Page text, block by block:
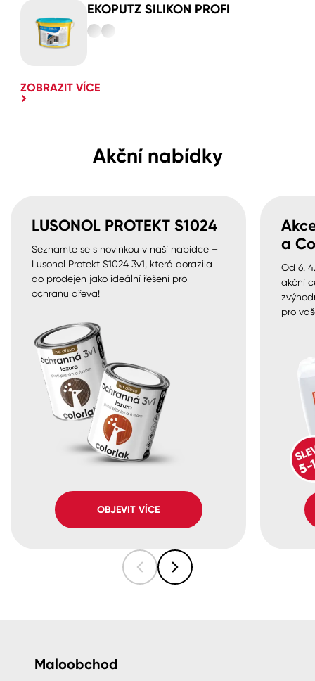
EKOPUTZ SILIKON PROFI
ZOBRAZIT VÍCE
Akční nabídky
LUSONOL PROTEKT S1024
Seznamte se s novinkou v naší nabídce –
Lusonol Protekt S1024 3v1, která dorazila
do prodejen jako ideální řešení pro
ochranu dřeva!
OBJEVIT VÍCE
a
Od 6.
akční
pro
Maloobchod